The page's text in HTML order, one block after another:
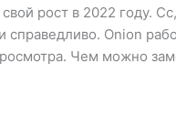
рост в 2022 году.
Onion
Чем можно